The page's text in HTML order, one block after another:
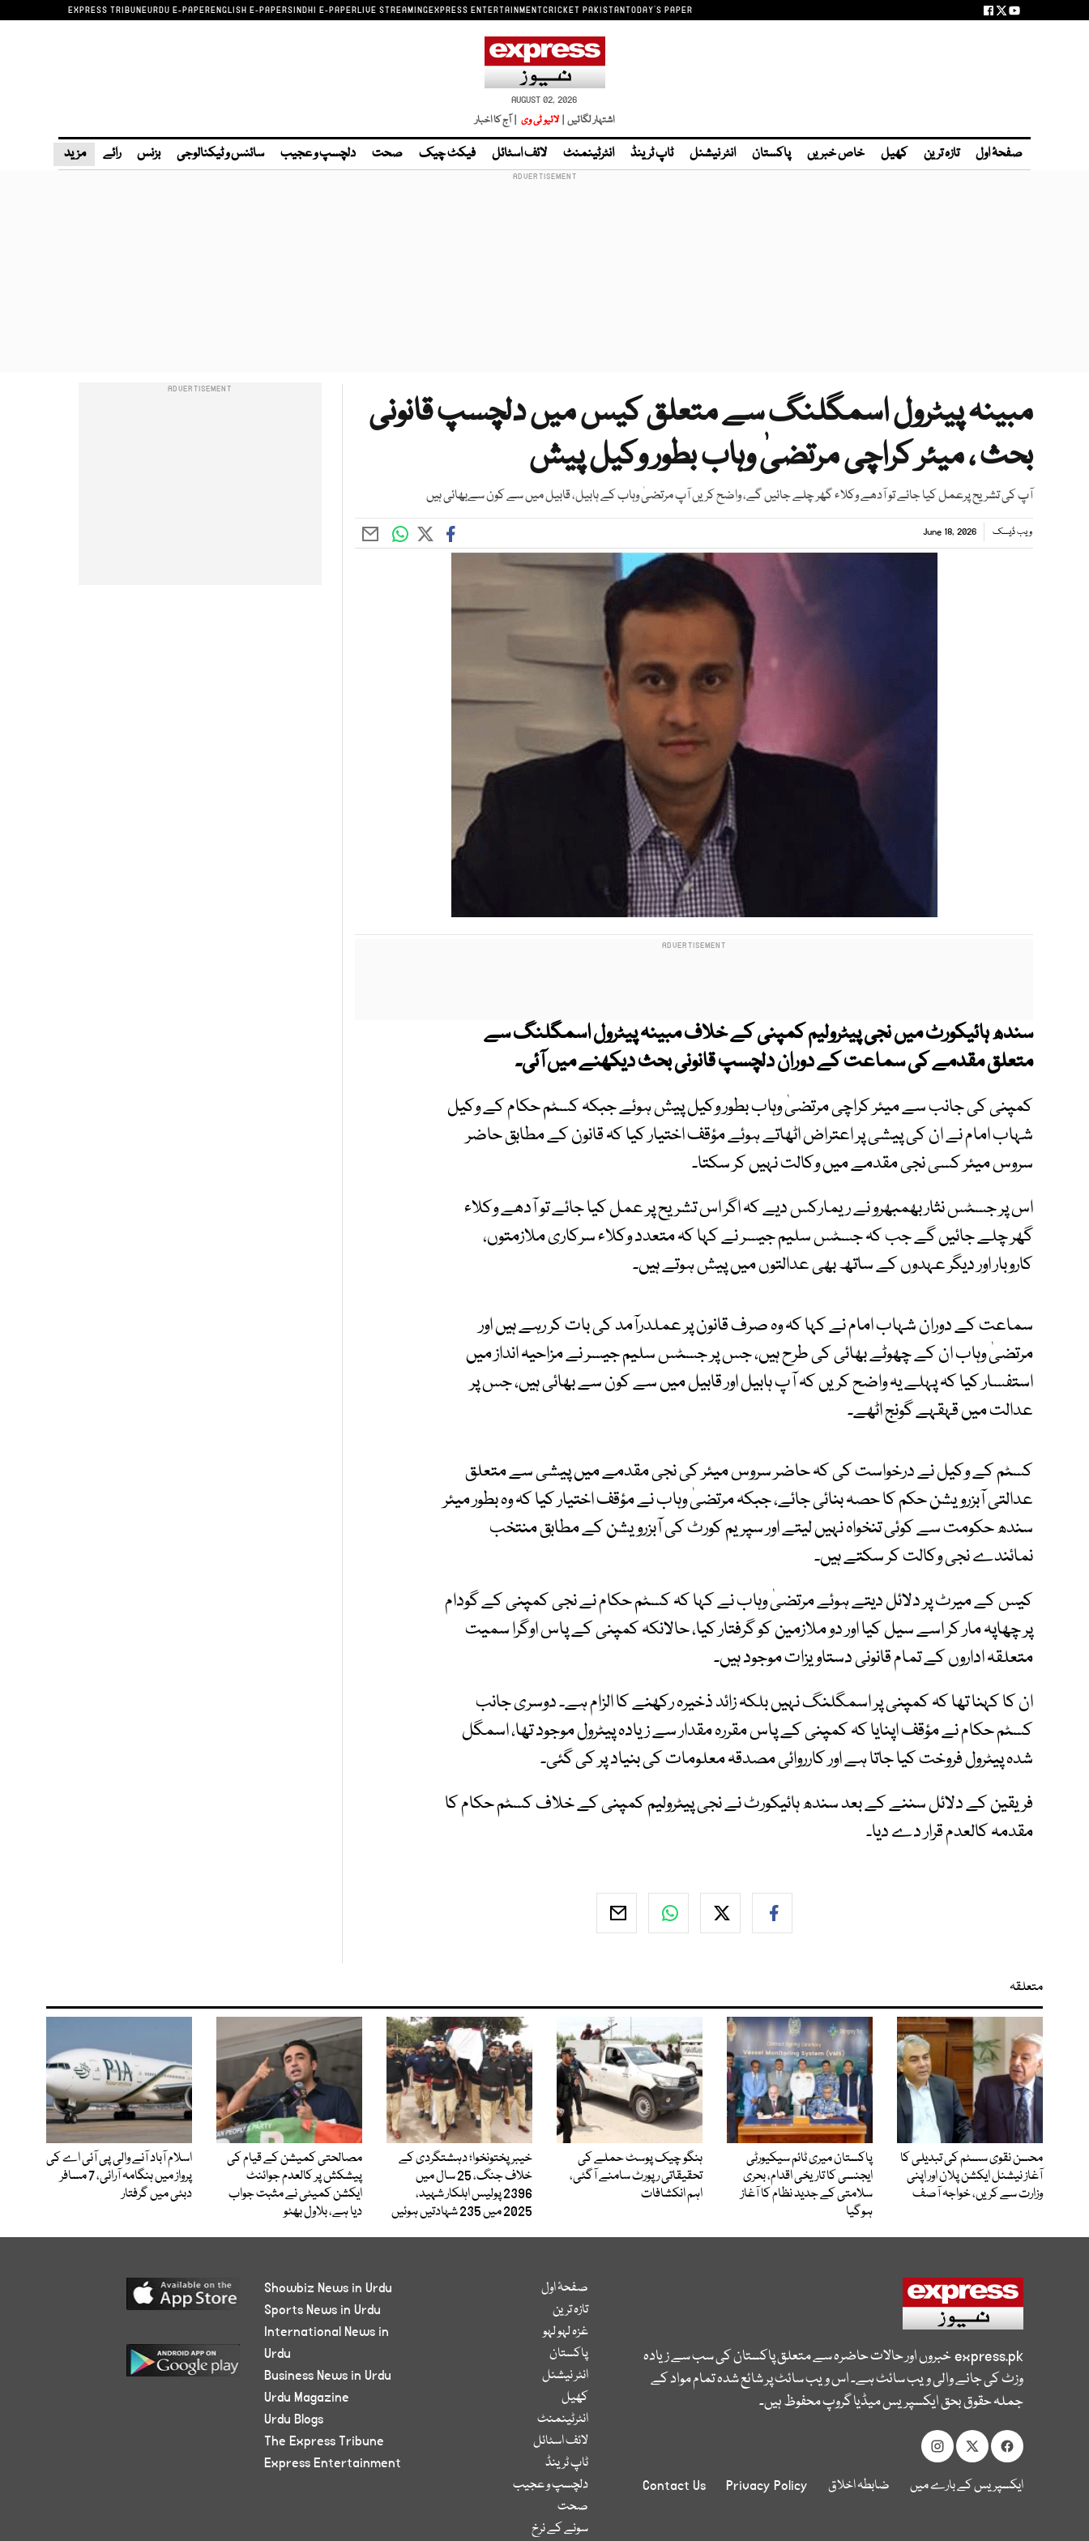
EXPRESS TRIBUNEURDU E-PAPERENGLISH E-PAPERSINDHI E-PAPERLIVE STREAMINGEXPRESS ENTERTAINMENTCRICKET PAKISTANTODAY'S PAPER
AUGUST 02, 2026
اشتہار لگائیں | لائیو ٹی وی | آج کا اخبار
صفحۂ اول تازہ ترین کھیل خاص خبریں پاکستان انٹر نیشنل ٹاپ ٹرینڈ انٹرٹینمنٹ لائف اسٹائل فیکٹ چیک صحت دلچسپ و عجیب سائنس و ٹیکنالوجی بزنس رائے مزید
مبینہ پیٹرول اسمگلنگ سے متعلق کیس میں دلچسپ قانونی
بحث ، میئر کراچی مرتضیٰ وہاب بطور وکیل پیش
آپ کی تشریح پرعمل کیا جائے تو آدھے وکلاء گھر چلے جائیں گے، واضح کریں آپ مرتضیٰ وہاب کے ہابیل، قابیل میں سے کون سےبھائی ہیں
ویب ڈیسک June 18, 2026
سندھ ہائیکورٹ میں نجی پیٹرولیم کمپنی کے خلاف مبینہ پیٹرول اسمگلنگ سے
متعلق مقدمے کی سماعت کے دوران دلچسپ قانونی بحث دیکھنے میں آئی۔
کمپنی کی جانب سے میئر کراچی مرتضیٰ وہاب بطور وکیل پیش ہوئے جبکہ کسٹم حکام کے وکیل
شہاب امام نے ان کی پیشی پر اعتراض اٹھاتے ہوئے مؤقف اختیار کیا کہ قانون کے مطابق حاضر
سروس میئر کسی نجی مقدمے میں وکالت نہیں کر سکتا۔
اس پر جسٹس نثار بھمبھرو نے ریمارکس دیے کہ اگر اس تشریح پر عمل کیا جائے تو آدھے وکلاء
گھر چلے جائیں گے جب کہ جسٹس سلیم جیسر نے کہا کہ متعدد وکلاء سرکاری ملازمتوں،
کاروبار اور دیگر عہدوں کے ساتھ بھی عدالتوں میں پیش ہوتے ہیں۔
سماعت کے دوران شہاب امام نے کہا کہ وہ صرف قانون پر عملدرآمد کی بات کر رہے ہیں اور
مرتضیٰ وہاب ان کے چھوٹے بھائی کی طرح ہیں، جس پر جسٹس سلیم جیسر نے مزاحیہ انداز میں
استفسار کیا کہ پہلے یہ واضح کریں کہ آپ ہابیل اور قابیل میں سے کون سے بھائی ہیں، جس پر
عدالت میں قہقہے گونج اٹھے۔
کسٹم کے وکیل نے درخواست کی کہ حاضر سروس میئر کی نجی مقدمے میں پیشی سے متعلق
عدالتی آبزرویشن حکم کا حصہ بنائی جائے، جبکہ مرتضیٰ وہاب نے مؤقف اختیار کیا کہ وہ بطور میئر
سندھ حکومت سے کوئی تنخواہ نہیں لیتے اور سپریم کورٹ کی آبزرویشن کے مطابق منتخب
نمائندے نجی وکالت کر سکتے ہیں۔
کیس کے میرٹ پر دلائل دیتے ہوئے مرتضیٰ وہاب نے کہا کہ کسٹم حکام نے نجی کمپنی کے گودام
پر چھاپہ مار کر اسے سیل کیا اور دو ملازمین کو گرفتار کیا، حالانکہ کمپنی کے پاس اوگرا سمیت
متعلقہ اداروں کے تمام قانونی دستاویزات موجود ہیں۔
ان کا کہنا تھا کہ کمپنی پر اسمگلنگ نہیں بلکہ زائد ذخیرہ رکھنے کا الزام ہے۔ دوسری جانب
کسٹم حکام نے مؤقف اپنایا کہ کمپنی کے پاس مقررہ مقدار سے زیادہ پیٹرول موجود تھا، اسمگل
شدہ پیٹرول فروخت کیا جاتا ہے اور کارروائی مصدقہ معلومات کی بنیاد پر کی گئی۔
فریقین کے دلائل سننے کے بعد سندھ ہائیکورٹ نے نجی پیٹرولیم کمپنی کے خلاف کسٹم حکام کا
مقدمہ کالعدم قرار دے دیا۔
متعلقہ
محسن نقوی سسٹم کی تبدیلی کا
آغاز نیشنل ایکشن پلان اور اپنی
وزارت سے کریں، خواجہ آصف
پاکستان میری ٹائم سیکیورٹی
ایجنسی کا تاریخی اقدام، بحری
سلامتی کے جدید نظام کا آغاز
ہوگیا
ہنگو چیک پوسٹ حملے کی
تحقیقاتی رپورٹ سامنے آگئی،
اہم انکشافات
خیبرپختونخوا؛ دہشتگردی کے
خلاف جنگ، 25 سال میں
2396 پولیس اہلکار شہید،
2025 میں 235 شہادتیں ہوئیں
مصالحتی کمیشن کے قیام کی
پیشکش پر کالعدم جوائنٹ
ایکشن کمیٹی نے مثبت جواب
دیا ہے، بلاول بھٹو
اسلام آباد آنے والی پی آئی اے کی
پرواز میں ہنگامہ آرائی، 7 مسافر
دبئی میں گرفتار
express.pkخبروں اور حالات حاضرہ سے متعلق پاکستان کی سب سے زیادہ
وزٹ کی جانے والی ویب سائٹ ہے۔ اس ویب سائٹ پر شائع شدہ تمام مواد کے
جملہ حقوق بحق ایکسپریس میڈیا گروپ محفوظ ہیں۔
ایکسپریس کے بارے میں ضابطہ اخلاق Privacy Policy
Contact Us
صفحۂ اول
تازہ ترین
غزہ لہو لہو
پاکستان
انٹر نیشنل
کھیل
انٹرٹینمنٹ
لائف اسٹائل
ٹاپ ٹرینڈ
دلچسپ و عجیب
صحت
سونے کے نرخ
Showbiz News in Urdu
Sports News in Urdu
International News in
Urdu
Business News in Urdu
Urdu Magazine
Urdu Blogs
The Express Tribune
Express Entertainment